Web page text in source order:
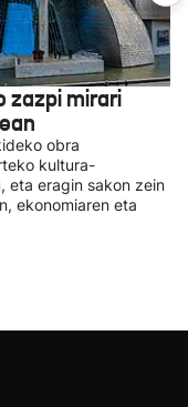
zazpi mirari
obra
kultura-
eta eragin sakon zein
ekonomiaren eta